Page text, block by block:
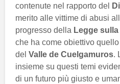
contenute nel rapporto del
merito alle vittime di abusi
progresso della Legge
che ha come obiettivo
del Valle de Cuelgamuros.
insieme su questi temi
di un futuro più giusto e